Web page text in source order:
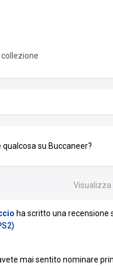
qualcosa su Buccaneer?
Visualizza
ha scritto una recensione
mai sentito nominare